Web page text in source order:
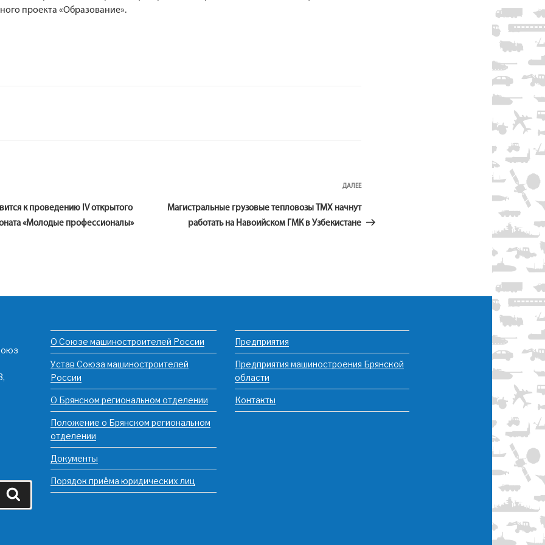
проекта «Образование».
к проведению IV открытого
«Молодые профессионалы»
Следующая
ДАЛЕЕ
Магистральные грузовые тепловозы ТМХ начнут
работать на Навоийском ГМК в Узбекистане
О Союзе машиностроителей России
Устав Союза машиностроителей
России
О Брянском региональном отделении
Положение о Брянском региональном
отделении
Документы
Порядок приёма юридических лиц
Предприятия
Предприятия машиностроения Брянской
области
Контакты